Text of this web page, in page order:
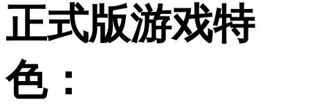
正式版游戏特
色：